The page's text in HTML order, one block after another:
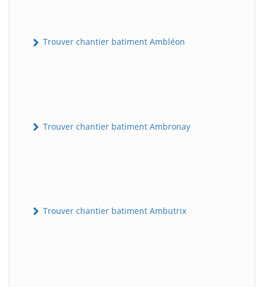
Trouver chantier batiment Ambléon
Trouver chantier batiment Ambronay
Trouver chantier batiment Ambutrix